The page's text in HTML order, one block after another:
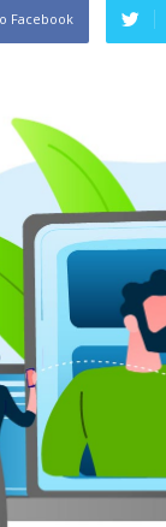
Facebook